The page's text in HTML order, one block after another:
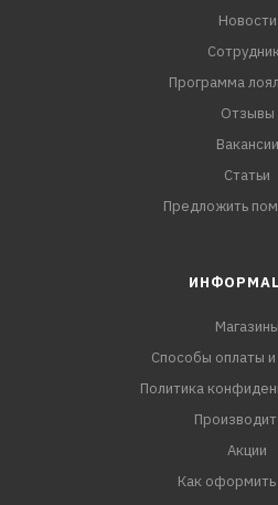
Новости
Программа
Отзывы
Вакансии
Статьи
Предложить
Магазины
Способы оплаты и
Политика
Акции
Как оформить